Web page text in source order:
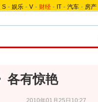
S - 娱乐 - V - 财经 - IT - 汽车 - 房产
各有惊艳
2010年01月25日10:27